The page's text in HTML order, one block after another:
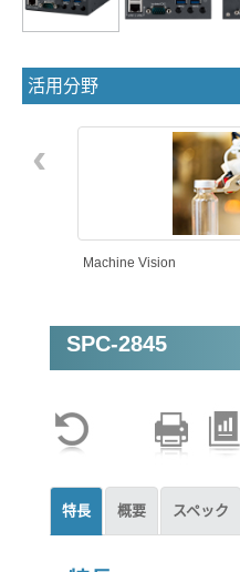
活用分野
Machine Vision
‹
SPC-2845
特長 概要 スペック